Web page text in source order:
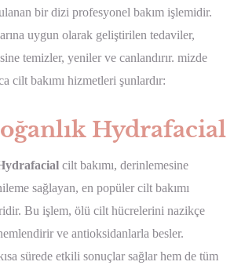
bir dizi profesyonel bakım işlemidir.
uygun olarak geliştirilen tedaviler,
temizler, yeniler ve canlandırır. mizde
cilt bakımı hizmetleri şunlardır:
Hydrafacial
cilt bakımı, derinlemesine
sağlayan, en popüler cilt bakımı
Bu işlem, ölü cilt hücrelerini nazikçe
ve antioksidanlarla besler.
sürede etkili sonuçlar sağlar hem de tüm